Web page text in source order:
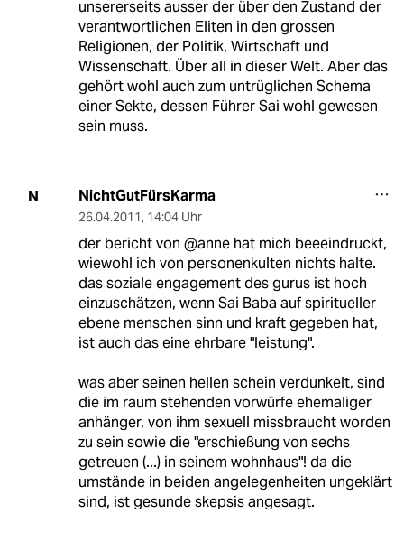
unsererseits ausser der über den Zustand der
verantwortlichen Eliten in den grossen
Religionen, der Politik, Wirtschaft und
Wissenschaft. Über all in dieser Welt. Aber das
gehört wohl auch zum untrüglichen Schema
einer Sekte, dessen Führer Sai wohl gewesen
sein muss.
N NichtGutFürsKarma
26.04.2011, 14:04 Uhr
der bericht von @anne hat mich beeeindruckt,
wiewohl ich von personenkulten nichts halte.
das soziale engagement des gurus ist hoch
einzuschätzen, wenn Sai Baba auf spiritueller
ebene menschen sinn und kraft gegeben hat,
ist auch das eine ehrbare "leistung".
was aber seinen hellen schein verdunkelt, sind
die im raum stehenden vorwürfe ehemaliger
anhänger, von ihm sexuell missbraucht worden
zu sein sowie die "erschießung von sechs
getreuen (...) in seinem wohnhaus"! da die
umstände in beiden angelegenheiten ungeklärt
sind, ist gesunde skepsis angesagt.